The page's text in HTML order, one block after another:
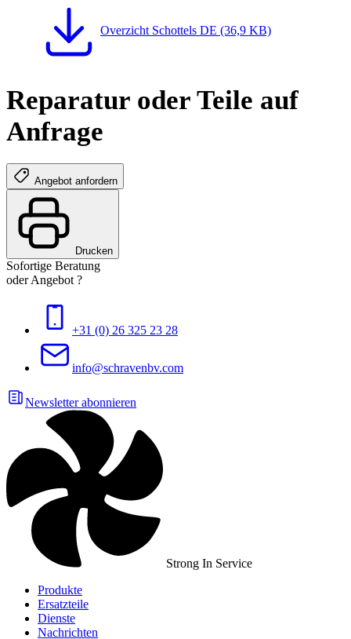
Overzicht Schottels DE (36,9 KB)
Reparatur oder Teile auf
Anfrage
Angebot anfordern
Drucken
Sofortige Beratung
oder Angebot ?
+31 (0) 26 325 23 28
info@schravenbv.com
Newsletter abonnieren
Strong In Service
Produkte
Ersatzteile
Dienste
Nachrichten